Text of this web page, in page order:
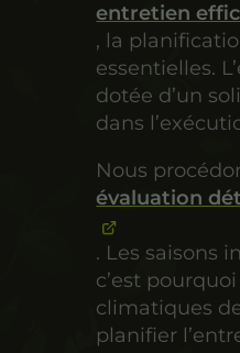
entretien
, la
essentielles.
dotée d’un
dans
Nous
évaluation
. Les saisons
c’est
climatiques
planifier